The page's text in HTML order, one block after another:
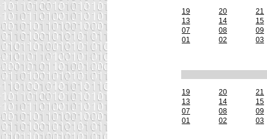
19 20
21
13
14
15
07
08
09
01
02 03
19 20
21
13
14
15
07
08
09
01
02 03